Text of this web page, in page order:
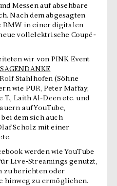
Messen auf absehbare
Nach dem abgesagten
BMW in einer digitalen
vollelektrische Coupé-
wir von PINK Event
Stahlhofen (Söhne
wie PUR, Peter Maffay,
T., Laith Al-Deen etc. und
auf YouTube,
bei dem sich auch
Scholz mit einer
werden wie YouTube
Live-Streamings genutzt,
zu berichten oder
hinweg zu ermöglichen.